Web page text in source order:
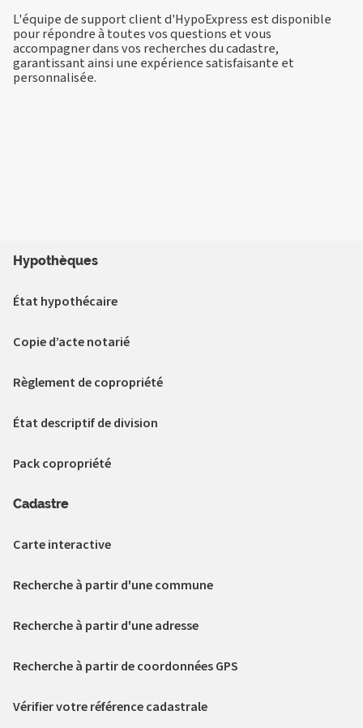
L'équipe de support client d'HypoExpress est disponible
pour répondre à toutes vos questions et vous
accompagner dans vos recherches du cadastre,
garantissant ainsi une expérience satisfaisante et
personnalisée.
Hypothèques
État hypothécaire
Copie d’acte notarié
Règlement de copropriété
État descriptif de division
Pack copropriété
Cadastre
Carte interactive
Recherche à partir d'une commune
Recherche à partir d'une adresse
Recherche à partir de coordonnées GPS
Vérifier votre référence cadastrale